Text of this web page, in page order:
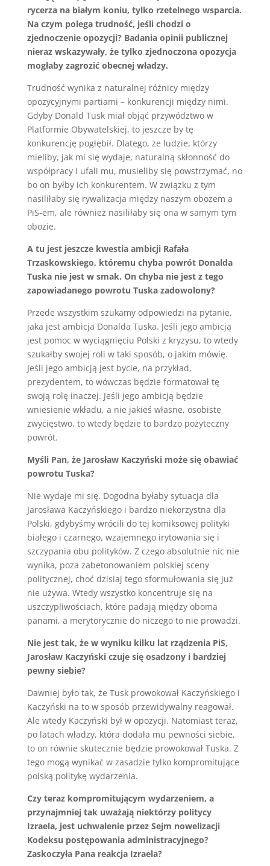
rycerza na białym koniu, tylko rzetelnego wsparcia.
Na czym polega trudność, jeśli chodzi o
zjednoczenie opozycji? Badania opinii publicznej
nieraz wskazywały, że tylko zjednoczona opozycja
mogłaby zagrozić obecnej władzy.
Trudność wynika z naturalnej różnicy między
opozycyjnymi partiami – konkurencji między nimi.
Gdyby Donald Tusk miał objąć przywództwo w
Platformie Obywatelskiej, to jeszcze by tę
konkurencję pogłębił. Dlatego, że ludzie, którzy
mieliby, jak mi się wydaje, naturalną skłonność do
współpracy i ufali mu, musieliby się powstrzymać, no
bo on byłby ich konkurentem. W związku z tym
nasiliłaby się rywalizacja między naszym obozem a
PiS-em, ale również nasiliłaby się ona w samym tym
obozie.
A tu jest jeszcze kwestia ambicji Rafała
Trzaskowskiego, któremu chyba powrót Donalda
Tuska nie jest w smak. On chyba nie jest z tego
zapowiadanego powrotu Tuska zadowolony?
Przede wszystkim szukamy odpowiedzi na pytanie,
jaka jest ambicja Donalda Tuska. Jeśli jego ambicją
jest pomoc w wyciągnięciu Polski z kryzysu, to wtedy
szukałby swojej roli w taki sposób, o jakim mówię.
Jeśli jego ambicją jest bycie, na przykład,
prezydentem, to wówczas będzie formatował tę
swoją rolę inaczej. Jeśli jego ambicją będzie
wniesienie wkładu, a nie jakieś własne, osobiste
zwycięstwo, to wtedy będzie to bardzo pożyteczny
powrót.
Myśli Pan, że Jarosław Kaczyński może się obawiać
powrotu Tuska?
Nie wydaje mi się. Dogodna byłaby sytuacja dla
Jarosława Kaczyńskiego i bardzo niekorzystna dla
Polski, gdybyśmy wrócili do tej komiksowej polityki
białego i czarnego, wzajemnego irytowania się i
szczypania obu polityków. Z czego absolutnie nic nie
wynika, poza zabetonowaniem polskiej sceny
politycznej, choć dzisiaj tego sformułowania się już
nie używa. Wtedy wszystko koncentruje się na
uszczypliwościach, które padają między oboma
panami, a merytorycznie do niczego to nie prowadzi.
Nie jest tak, że w wyniku kilku lat rządzenia PiS,
Jarosław Kaczyński czuje się osadzony i bardziej
pewny siebie?
Dawniej było tak, że Tusk prowokował Kaczyńskiego i
Kaczyński na to w sposób przewidywalny reagował.
Ale wtedy Kaczyński był w opozycji. Natomiast teraz,
po latach władzy, która dodała mu pewności siebie,
to on równie skutecznie będzie prowokował Tuska. Z
tego mogą wynikać w zasadzie tylko kompromitujące
polską politykę wydarzenia.
Czy teraz kompromitującym wydarzeniem, a
przynajmniej tak uważają niektórzy politycy
Izraela, jest uchwalenie przez Sejm nowelizacji
Kodeksu postępowania administracyjnego?
Zaskoczyła Pana reakcja Izraela?